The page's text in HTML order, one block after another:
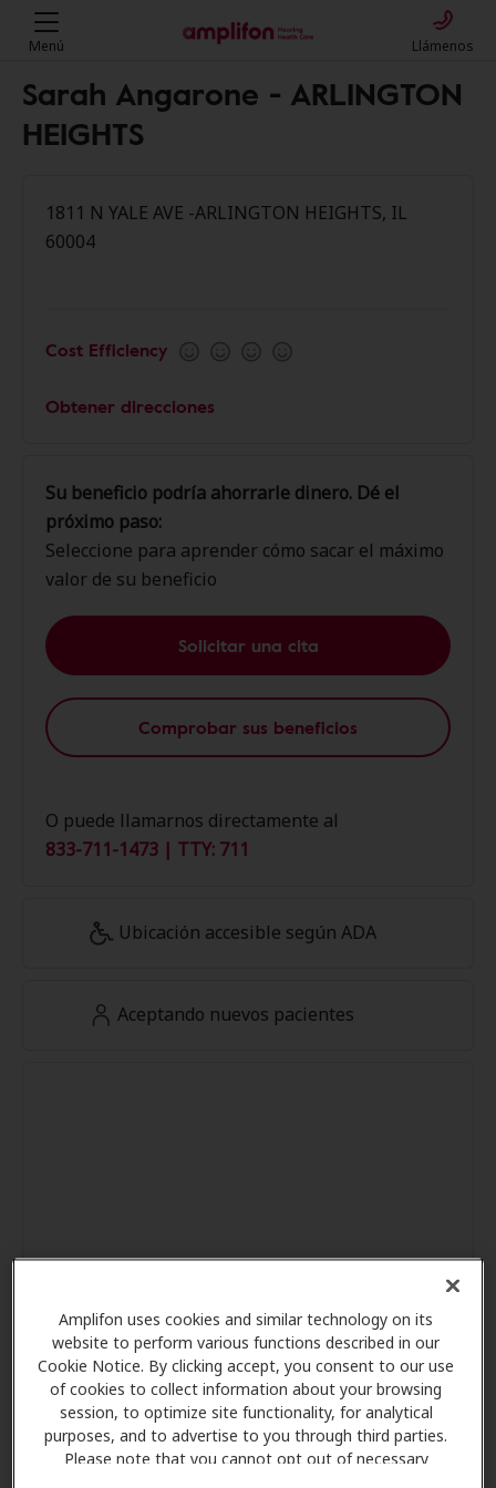
Amplifon uses cookies and similar technology on its
website to perform various functions described in our
Cookie Notice. By clicking accept, you consent to our use
of cookies to collect information about your browsing
session, to optimize site functionality, for analytical
purposes, and to advertise to you through third parties.
Please note that you cannot opt out of necessary
Menú Llámenos
Sarah Angarone - ARLINGTON
HEIGHTS
1811 N YALE AVE -ARLINGTON HEIGHTS, IL
60004
Cost Efficiency
Obtener direcciones
Su beneficio podría ahorrarle dinero. Dé el
próximo paso:
Seleccione para aprender cómo sacar el máximo
valor de su beneficio
Solicitar una cita
Comprobar sus beneficios
O puede llamarnos directamente al
833-711-1473 | TTY: 711
Ubicación accesible según ADA
Aceptando nuevos pacientes